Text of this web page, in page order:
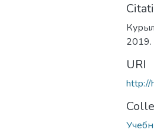
2019.
URI
http://